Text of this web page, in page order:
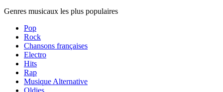
Genres musicaux les plus populaires
Pop
Rock
Chansons françaises
Electro
Hits
Rap
Musique Alternative